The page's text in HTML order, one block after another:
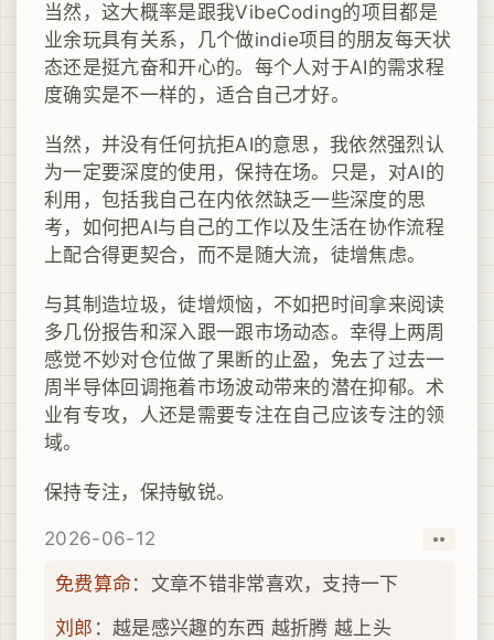
当然，这大概率是跟我VibeCoding的项目都是
业余玩具有关系，几个做indie项目的朋友每天状
态还是挺亢奋和开心的。每个人对于AI的需求程
度确实是不一样的，适合自己才好。
当然，并没有任何抗拒AI的意思，我依然强烈认
为一定要深度的使用，保持在场。只是，对AI的
利用，包括我自己在内依然缺乏一些深度的思
考，如何把AI与自己的工作以及生活在协作流程
上配合得更契合，而不是随大流，徒增焦虑。
与其制造垃圾，徒增烦恼，不如把时间拿来阅读
多几份报告和深入跟一跟市场动态。幸得上两周
感觉不妙对仓位做了果断的止盈，免去了过去一
周半导体回调拖着市场波动带来的潜在抑郁。术
业有专攻，人还是需要专注在自己应该专注的领
域。
保持专注，保持敏锐。
2026-06-12
免费算命：文章不错非常喜欢，支持一下
刘郎 ：越是感兴趣的东西 越折腾 越上头